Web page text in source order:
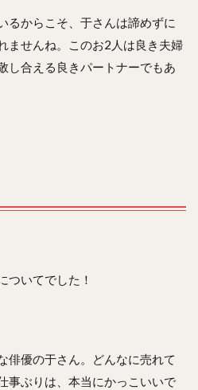
るからこそ、于さんは諦めずに
ませんね。このお2人は良き夫婦
し合える良きパートナーでもあ
ついてでした！
俳優の于さん。どんなに売れて
事ぶりは、本当にかっこいいで